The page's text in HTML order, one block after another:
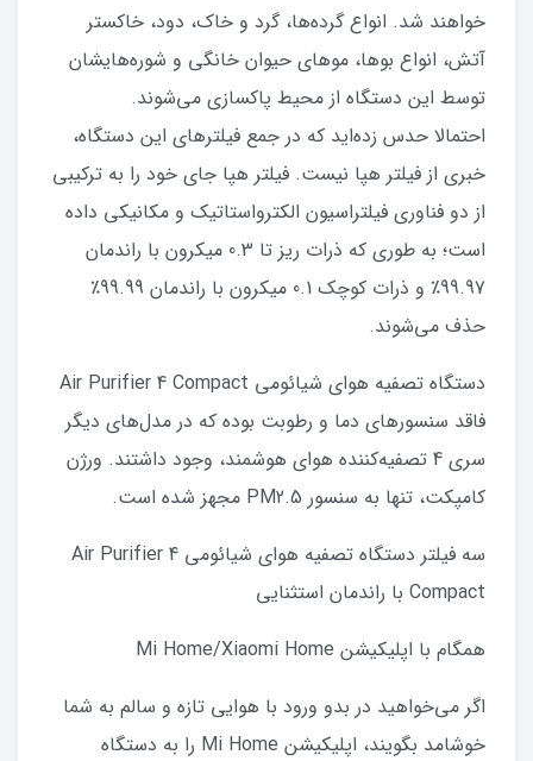
خواهند شد. انواع گرده‌ها، گرد و خاک، دود، خاکستر
آتش، انواع بوها، موهای حیوان خانگی و شوره‌هایشان
توسط این دستگاه از محیط پاکسازی می‌شوند.
احتمالا حدس زده‌اید که در جمع فیلترهای این دستگاه،
خبری از فیلتر هپا نیست. فیلتر هپا جای خود را به ترکیبی
از دو فناوری فیلتراسیون الکترواستاتیک و مکانیکی داده
است؛ به طوری که ذرات ریز تا 0.3 میکرون با راندمان
99.97٪ و ذرات کوچک 0.1 میکرون با راندمان 99.99٪
حذف می‌شوند.
دستگاه تصفیه هوای شیائومی Air Purifier 4 Compact
فاقد سنسورهای دما و رطوبت بوده که در مدل‌های دیگر
سری 4 تصفیه‌کننده هوای هوشمند، وجود داشتند. ورژن
کامپکت، تنها به سنسور PM2.5 مجهز شده است.
سه فیلتر دستگاه تصفیه هوای شیائومی Air Purifier 4
Compact با راندمان استثنایی
همگام با اپلیکیشن Mi Home/Xiaomi Home
اگر می‌خواهید در بدو ورود با هوایی تازه و سالم به شما
خوشامد بگویند، اپلیکیشن Mi Home را به دستگاه